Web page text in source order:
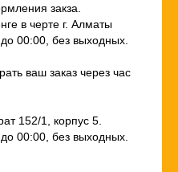
закза.
в черте г. Алматы
00:00, без выходных.
ваш заказ через час
152/1, корпус 5.
00:00, без выходных.